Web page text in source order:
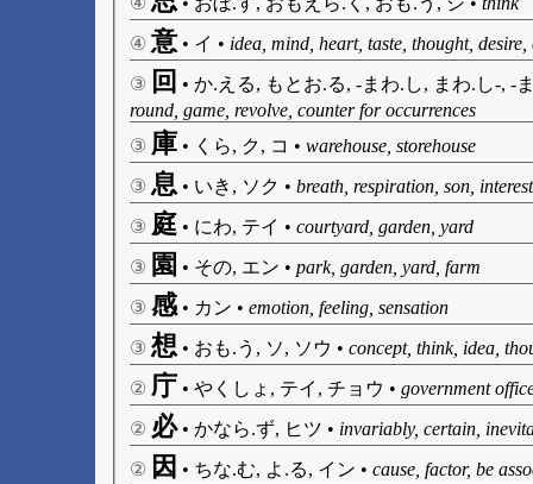
④ 意 • イ • idea, mind, heart, taste, thought,
③ 回 • か.える, もとお.る, -まわ.し, まわ.し-, -
round, game, revolve, counter for occurrences
③ 庫 • くら, ク, コ • warehouse, storehouse
③ 息 • いき, ソク • breath, respiration, son,
③ 庭 • にわ, テイ • courtyard, garden, yard
③ 園 • その, エン • park, garden, yard, farm
③ 感 • カン • emotion, feeling, sensation
③ 想 • おも.う, ソ, ソウ • concept, think, idea,
② 庁 • やくしょ, テイ, チョウ • government
② 必• かなら.ず, ヒツ • invariably, certain,
② 因 • ちな.む, よ.る, イン • cause, factor, be